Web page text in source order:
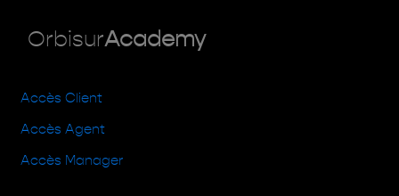
OrbisurAcademy
Accès Manager
Accès Agent
Accès Client